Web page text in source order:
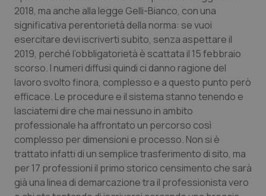
Tiroide
Tumore al seno
Tumore ovarico
Tumori del Polmone & Testa Collo
Tumori gastrointestinali
Ulcera & Reflusso
Vaccini
2018, ma anche alla legge Gelli-Bianco, con una
significativa perentorietà della norma: se vuoi
esercitare devi iscriverti subito, senza aspettare il
2019, perché l’obbligatorietà è scattata il 15 febbraio
scorso. I numeri diffusi quindi ci danno ragione del
lavoro svolto finora, complesso e a questo punto però
efficace. Le procedure e il sistema stanno tenendo e
lasciatemi dire che mai nessuno in ambito
professionale ha affrontato un percorso così
complesso per dimensioni e processo. Non si è
trattato infatti di un semplice trasferimento di sito, ma
per 17 professioni il primo storico censimento che sarà
già una linea di demarcazione tra il professionista vero